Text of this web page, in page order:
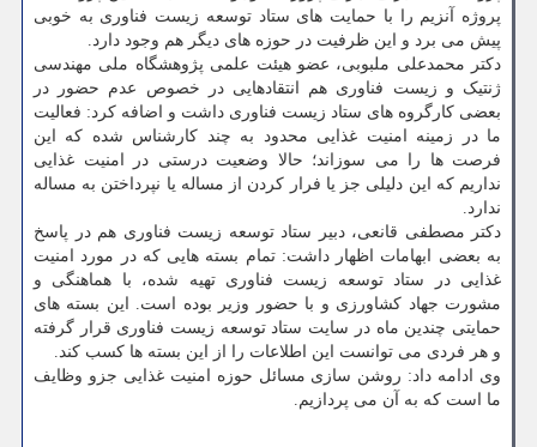
پروژه آنزیم را با حمایت های ستاد توسعه زیست فناوری به خوبی
پیش می برد و این ظرفیت در حوزه های دیگر هم وجود دارد.
دکتر محمدعلی ملبوبی، عضو هیئت علمی پژوهشگاه ملی مهندسی
ژنتیک و زیست فناوری هم انتقادهایی در خصوص عدم حضور در
بعضی کارگروه های ستاد زیست فناوری داشت و اضافه کرد: فعالیت
ما در زمینه امنیت غذایی محدود به چند کارشناس شده که این
فرصت ها را می سوزاند؛ حالا وضعیت درستی در امنیت غذایی
نداریم که این دلیلی جز یا فرار کردن از مساله یا نپرداختن به مساله
ندارد.
دکتر مصطفی قانعی، دبیر ستاد توسعه زیست فناوری هم در پاسخ
به بعضی ابهامات اظهار داشت: تمام بسته هایی که در مورد امنیت
غذایی در ستاد توسعه زیست فناوری تهیه شده، با هماهنگی و
مشورت جهاد کشاورزی و با حضور وزیر بوده است. این بسته های
حمایتی چندین ماه در سایت ستاد توسعه زیست فناوری قرار گرفته
و هر فردی می توانست این اطلاعات را از این بسته ها کسب کند.
وی ادامه داد: روشن سازی مسائل حوزه امنیت غذایی جزو وظایف
ما است که به آن می پردازیم.